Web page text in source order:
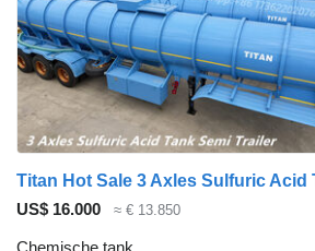
US$ 16.000 ≈ € 13.850
Chemische tank